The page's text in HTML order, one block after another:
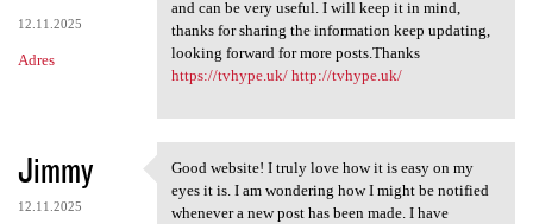
12.11.2025
Adres
and can be very useful. I will keep it in mind,
thanks for sharing the information keep updating,
looking forward for more posts.Thanks
https://tvhype.uk/ http://tvhype.uk/
Jimmy
12.11.2025
Good website! I truly love
Good website! I truly love how it is easy on my
eyes it is. I am wondering how I might be notified
whenever a new post has been made. I have